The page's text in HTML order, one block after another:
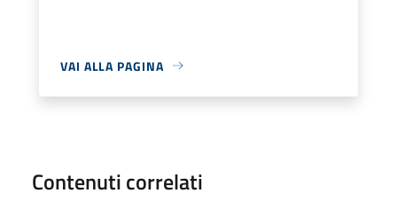
VAI ALLA PAGINA
Contenuti correlati